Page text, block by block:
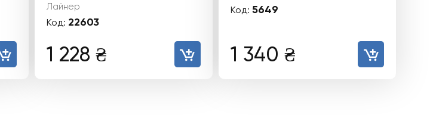
Лайнер
Код: 22603
1 228 ₴
Код: 5649
1 340 ₴